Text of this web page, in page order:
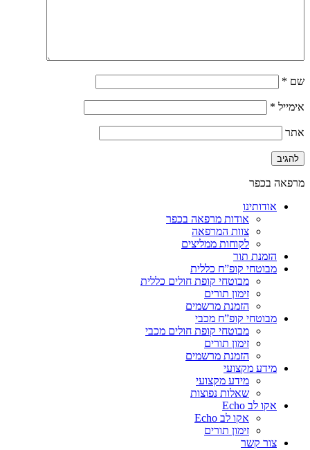
שם *
אימייל *
אתר
מרפאה בכפר
אודותינו
אודות מרפאה בכפר
צוות המרפאה
לקוחות ממליצים
הזמנת תור
מבוטחי קופ”ח כללית
מבוטחי קופת חולים כללית
זימון תורים
הזמנת מרשמים
מבוטחי קופ”ח מכבי
מבוטחי קופת חולים מכבי
זימון תורים
הזמנת מרשמים
מידע מקצועי
מידע מקצועי
שאלות נפוצות
אקו לב Echo
אקו לב Echo
זימון תורים
צור קשר